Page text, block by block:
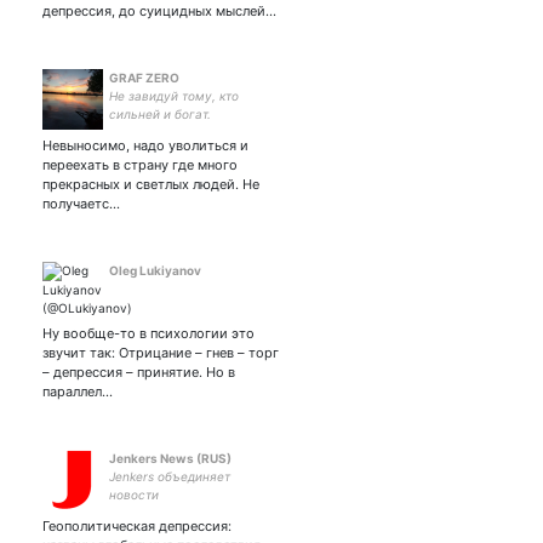
депрессия, до суицидных мыслей…
GRAF ZERO
Не завидуй тому, кто
сильней и богат.
наступает закат. С этой
жизнью короткою, равною
вздоху, Обращайся, как
с данной тебе напрокат.
Невыносимо, надо уволиться и
переехать в страну где много
прекрасных и светлых людей. Не
получаетс…
Oleg Lukiyanov
Ну вообще-то в психологии это
звучит так: Отрицание – гнев – торг
– депрессия – принятие. Но в
параллел…
Jenkers News (RUS)
Jenkers объединяет
новости
Геополитическая депрессия: